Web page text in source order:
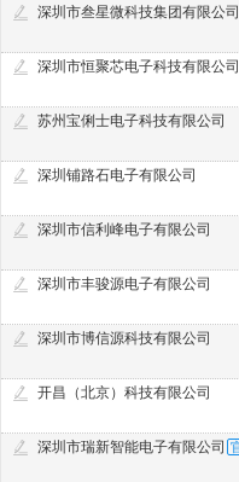
深圳市叁星微科技集团有限公司
深圳市恒聚芯电子科技有限公司
苏州宝俐士电子科技有限公司
深圳铺路石电子有限公司
深圳市信利峰电子有限公司
深圳市丰骏源电子有限公司
深圳市博信源科技有限公司
开昌（北京）科技有限公司
深圳市瑞新智能电子有限公司